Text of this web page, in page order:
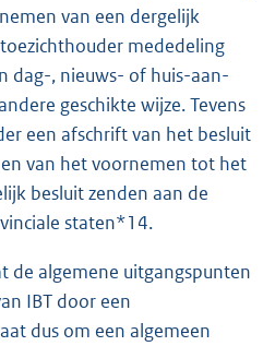
van een dergelijk
mededeling
dag-, nieuws- of huis-aan-
geschikte wijze. Tevens
een afschrift van het besluit
van het voornemen tot het
besluit zenden aan de
staten*14.
de algemene uitgangspunten
IBT door een
dus om een algemeen